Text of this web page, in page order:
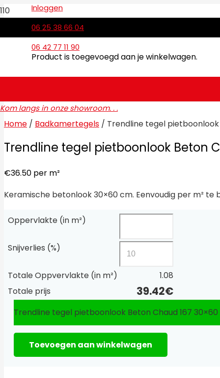
Inloggen
06 25 38 66 04
06 42 77 11 90
Product is toegevoegd aan je winkelwagen.
Kom langs in onze showroom. . .
Home / Badkamertegels / Trendline tegel pietboonlook
Trendline tegel pietboonlook Beton
€36.50 per m²
Keramische betonlook 30×60 cm. Eenvoudig per m²
Oppervlakte (in m²)
Snijverlies (%)
Totale Oppvervlakte (in m²)
1.08
Totale prijs
€
39.42
Trendline tegel pietboonlook Beton Chaud 167
Toevoegen aan winkelwagen